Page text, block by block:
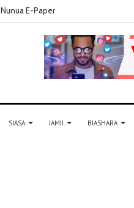
Nunua E-Paper
SIASA JAMII BIASHARA